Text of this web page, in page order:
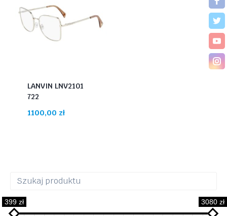
LANVIN LNV2101
722
1100,00 zł
399 zł 3080 zł